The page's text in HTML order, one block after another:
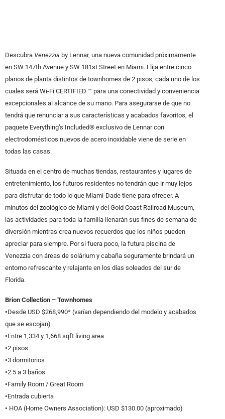
Descubra Venezzia by Lennar, una nueva comunidad próximamente
en SW 147th Avenue y SW 181st Street en Miami. Elija entre cinco
planos de planta distintos de townhomes de 2 pisos, cada uno de los
cuales será Wi-Fi CERTIFIED ™ para una conectividad y conveniencia
excepcionales al alcance de su mano. Para asegurarse de que no
tendrá que renunciar a sus características y acabados favoritos, el
paquete Everything’s Included® exclusivo de Lennar con
electrodomésticos nuevos de acero inoxidable viene de serie en
todas las casas.
Situada en el centro de muchas tiendas, restaurantes y lugares de
entretenimiento, los futuros residentes no tendrán que ir muy lejos
para disfrutar de todo lo que Miami-Dade tiene para ofrecer. A
minutos del zoológico de Miami y del Gold Coast Railroad Museum,
las actividades para toda la familia llenarán sus fines de semana de
diversión mientras crea nuevos recuerdos que los niños pueden
apreciar para siempre. Por si fuera poco, la futura piscina de
Venezzia con áreas de solárium y cabaña seguramente brindará un
entorno refrescante y relajante en los días soleados del sur de
Florida.
Brion Collection – Townhomes
•Desde USD $268,990* (varían dependiendo del modelo y acabados
que se escojan)
•Entre 1,334 y 1,668 sqft living area
•2 pisos
•3 dormitorios
•2.5 a 3 baños
•Family Room / Great Room
•Entrada cubierta
• HOA (Home Owners Association): USD $130.00 (aproximado)